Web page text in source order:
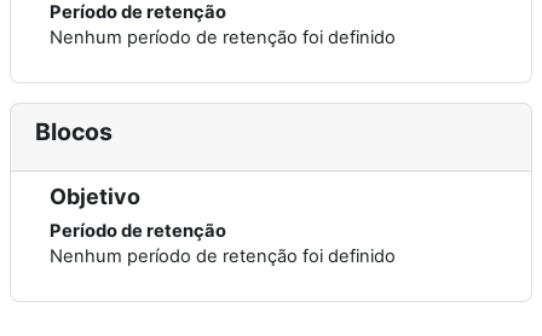
Período de retenção
Nenhum período de retenção foi definido
Blocos
Objetivo
Período de retenção
Nenhum período de retenção foi definido